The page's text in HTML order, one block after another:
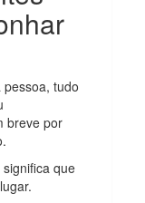
tudo
breve por
significa que